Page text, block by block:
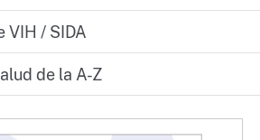
VIH / SIDA
de la A-Z